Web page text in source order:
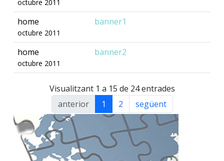
octubre 2011
home
octubre 2011
banner1
home
octubre 2011
banner2
Visualitzant 1 a 15 de 24 entrades
anterior
1 2 següent